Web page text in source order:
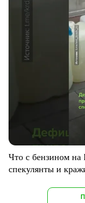
Что с бензином
спекулянты и